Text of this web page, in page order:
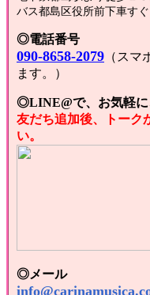
バス都島区役所前下車すぐ
◎電話番号
090-8658-2079 （スマ
ます。）
◎LINE@で、お気軽に
友だち追加後、トーク
い。
◎メール